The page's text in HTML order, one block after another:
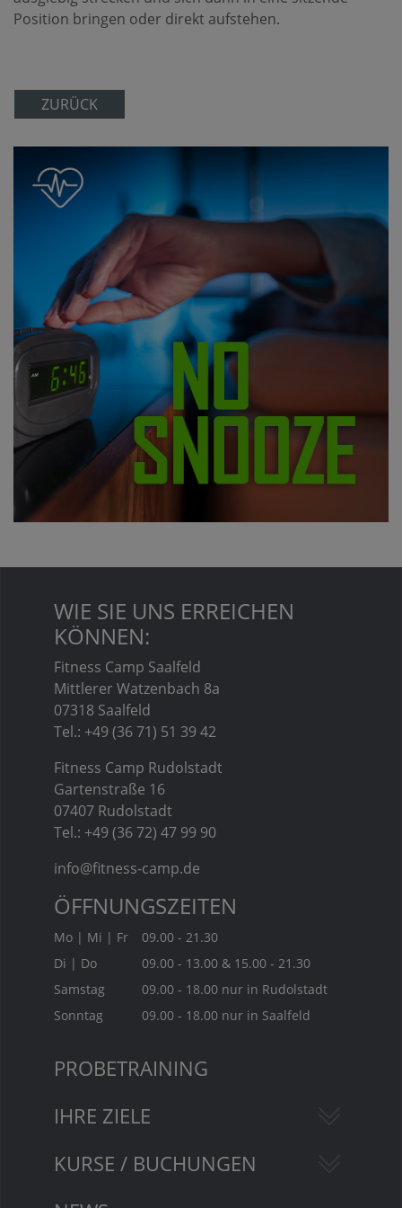
Position bringen oder direkt aufstehen.
ZURÜCK
WIE SIE UNS ERREICHEN
KÖNNEN:
Fitness Camp Saalfeld
Mittlerer Watzenbach 8a
07318 Saalfeld
Tel.: +49 (36 71) 51 39 42
Fitness Camp Rudolstadt
Gartenstraße 16
07407 Rudolstadt
Tel.: +49 (36 72) 47 99 90
info@fitness-camp.de
PROBETRAINING
KURSE / BUCHUNGEN
IHRE ZIELE
ÖFFNUNGSZEITEN
Mo | Mi | Fr
09.00 - 21.30
Di | Do
09.00 - 13.00 & 15.00 - 21.30
Samstag
09.00 - 18.00 nur in Rudolstadt
Sonntag
09.00 - 18.00 nur in Saalfeld